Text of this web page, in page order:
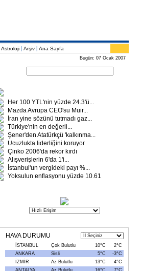
Astroloji| Arşiv| Ana Sayfa
Bugün: 07 Ocak 2007
Her 100 YTL'nin yüzde 24.3'ü...
Mazda Avrupa CEO'su Muir...
İran yine sözünü tutmadı gaz...
Türkiye'nin en değerli...
Şener'den Atatürkçü 'kalkınma...
Ucuzlukta liderliğini koruyor
Çinko 2006'da rekor kırdı
Alışverişlerin 6'da 1'i...
İstanbul'un vergideki payı %...
Yoksulun enflasyonu yüzde 10.61
HAVA DURUMU
İSTANBUL Çok Bulutlu 10°C
2°C
ANKARA
Sisli 5°C
-3°C
İZMİR
Az Bulutlu 13°C
4°C
ANTALYA
Az Bulutlu 16°C
7°C